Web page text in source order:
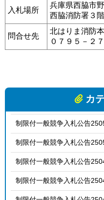
入札場所
兵庫県西脇市
西脇消防署３
問合せ先
北はりま消防
０７９５－２
カ
制限付一般競争入札公告
制限付一般競争入札公告
制限付一般競争入札公告
制限付一般競争入札公告